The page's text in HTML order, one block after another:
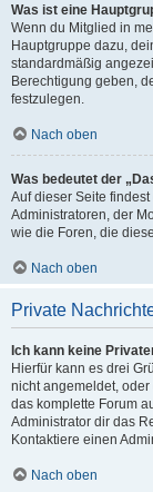
Was ist eine
Wenn du Mitglied in
Hauptgruppe dazu,
standardmäßig
Berechtigung geben,
festzulegen.
Nach oben
Was bedeutet der
Auf dieser Seite
Administratoren, der
wie die Foren, die
Nach oben
Private
Ich kann keine
Hierfür kann es drei
nicht angemeldet,
das komplette Forum
Administrator dir das
Kontaktiere einen
Nach oben